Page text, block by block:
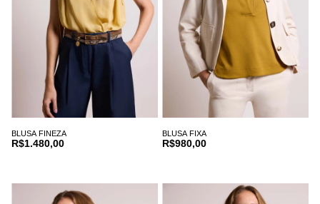
BLUSA FINEZA
R$1.480,00
BLUSA FIXA
R$980,00